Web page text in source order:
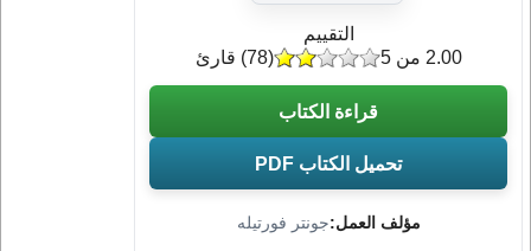
مؤلف العمل:جونتر فورتيله
التقييم
(
78) قارئ 2.00 من 5
قراءة الكتاب
تحميل الكتاب PDF